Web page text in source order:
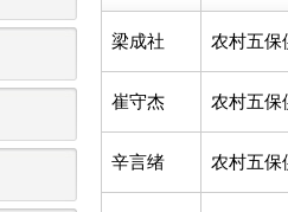
梁成社 农村五保
崔守杰 农村五保
辛言绪 农村五保